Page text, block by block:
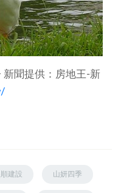
新聞提供：房地王-新
建設 山妍四季